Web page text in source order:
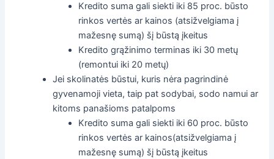
Kredito suma gali siekti iki 85 proc. būsto
rinkos vertės ar kainos (atsižvelgiama į
mažesnę sumą) šį būstą įkeitus
Kredito grąžinimo terminas iki 30 metų
(remontui iki 20 metų)
Jei skolinatės būstui, kuris nėra pagrindinė
gyvenamoji vieta, taip pat sodybai, sodo namui ar
kitoms panašioms patalpoms
Kredito suma gali siekti iki 60 proc. būsto
rinkos vertės ar kainos(atsižvelgiama į
mažesnę sumą) šį būstą įkeitus